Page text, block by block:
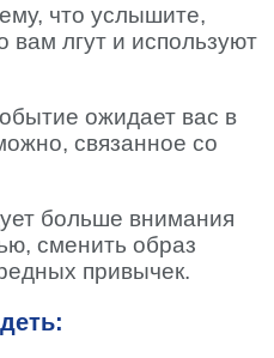
что услышите,
вам лгут и используют
ожидает вас в
связанное со
больше внимания
сменить образ
привычек.